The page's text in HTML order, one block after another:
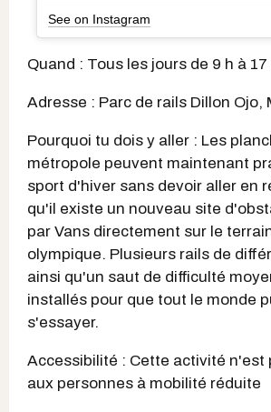
See on Instagram
Quand : Tous les jours de 9 h à 17
Adresse : Parc de rails Dillon Ojo,
Pourquoi tu dois y aller : Les
métropole peuvent maintenant
sport d'hiver sans devoir aller en
qu'il existe un nouveau site
par Vans directement sur le
olympique. Plusieurs rails de
ainsi qu'un saut de difficulté
installés pour que tout le monde
s'essayer.
Accessibilité : Cette activité n'est
aux personnes à mobilité réduite